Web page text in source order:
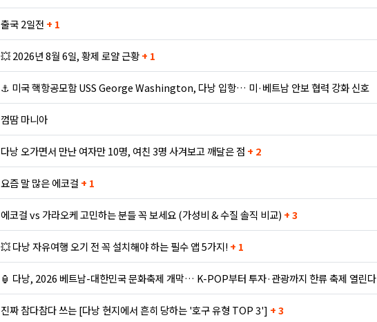
출국 2일전 + 1
💥 2026년 8월 6일, 황제 로얄 근황+ 1
⚓ 미국 핵항공모함 USS George Washington, 다낭 입항… 미·베트남 안보 협력 강화 신호
껌땀 마니아
다낭 오가면서 만난 여자만 10명, 여친 3명 사겨보고 깨달은 점 + 2
요즘 말 많은 에코걸 + 1
에코걸 vs 가라오케 고민하는 분들 꼭 보세요 (가성비 & 수질 솔직 비교) + 3
💥 다낭 자유여행 오기 전 꼭 설치해야 하는 필수 앱 5가지! + 1
🏮 다낭, 2026 베트남-대한민국 문화축제 개막… K-POP부터 투자·관광까지 한류 축제 열린다
진짜 참다참다 쓰는 [다낭 현지에서 흔히 당하는 '호구 유형 TOP 3'] + 3